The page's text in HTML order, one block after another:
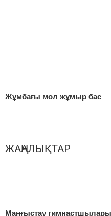
Жұмбағы мол жұмыр бас
ЖАҢАЛЫҚТАР
Маңғыстау